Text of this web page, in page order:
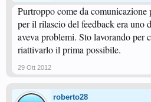
Purtroppo come da comunicazione
per il rilascio del feedback era uno
aveva problemi. Sto lavorando per
riattivarlo il prima possibile.
29 Ott 2012
roberto28